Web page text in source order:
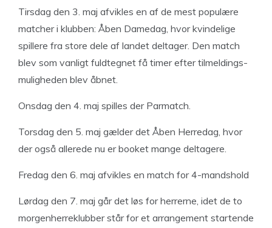
Tirsdag den 3. maj afvikles en af de mest populære
matcher i klubben: Åben Damedag, hvor kvindelige
spillere fra store dele af landet deltager. Den match
blev som vanligt fuldtegnet få timer efter tilmeldings-
muligheden blev åbnet.
Onsdag den 4. maj spilles der Parmatch.
Torsdag den 5. maj gælder det Åben Herredag, hvor
der også allerede nu er booket mange deltagere.
Fredag den 6. maj afvikles en match for 4-mandshold
Lørdag den 7. maj går det løs for herrerne, idet de to
morgenherreklubber står for et arrangement startende